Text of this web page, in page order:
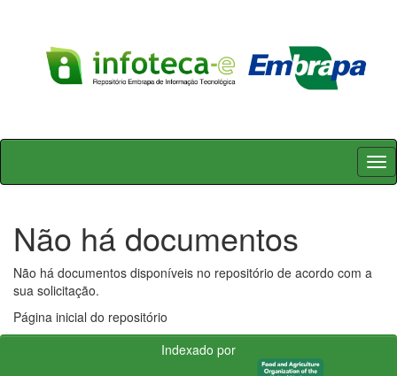
Skip
Não há documentos
Não há documentos disponíveis no repositório de acordo com a
sua solicitação.
Página inicial do repositório
Indexado por